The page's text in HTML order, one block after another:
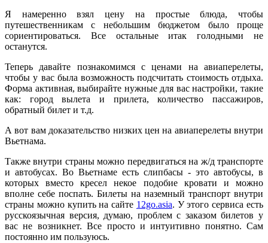
Я намеренно взял цену на простые блюда, чтобы
путешественникам с небольшим бюджетом было проще
сориентироваться. Все остальные итак голодными не
останутся.
Теперь давайте познакомимся с ценами на авиаперелеты,
чтобы у вас была возможность подсчитать стоимость отдыха.
Форма активная, выбирайте нужные для вас настройки, такие
как: город вылета и прилета, количество пассажиров,
обратный билет и т.д.
А вот вам доказательство низких цен на авиаперелеты внутри
Вьетнама.
Также внутри страны можно передвигаться на ж/д транспорте
и автобусах. Во Вьетнаме есть слипбасы - это автобусы, в
которых вместо кресел некое подобие кровати и можно
вполне себе поспать. Билеты на наземный транспорт внутри
страны можно купить на сайте 12go.asia. У этого сервиса есть
русскоязычная версия, думаю, проблем с заказом билетов у
вас не возникнет. Все просто и интуитивно понятно. Сам
постоянно им пользуюсь.